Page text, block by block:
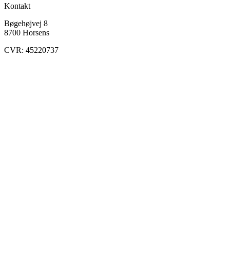
Kontakt
Bøgehøjvej 8
8700 Horsens
CVR: 45220737